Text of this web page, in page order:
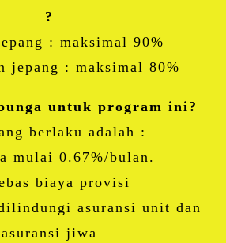
?
: maksimal 90%
jepang : maksimal 80%
untuk program ini?
berlaku adalah :
mulai 0.67%/bulan.
biaya provisi
asuransi unit dan
asuransi jiwa